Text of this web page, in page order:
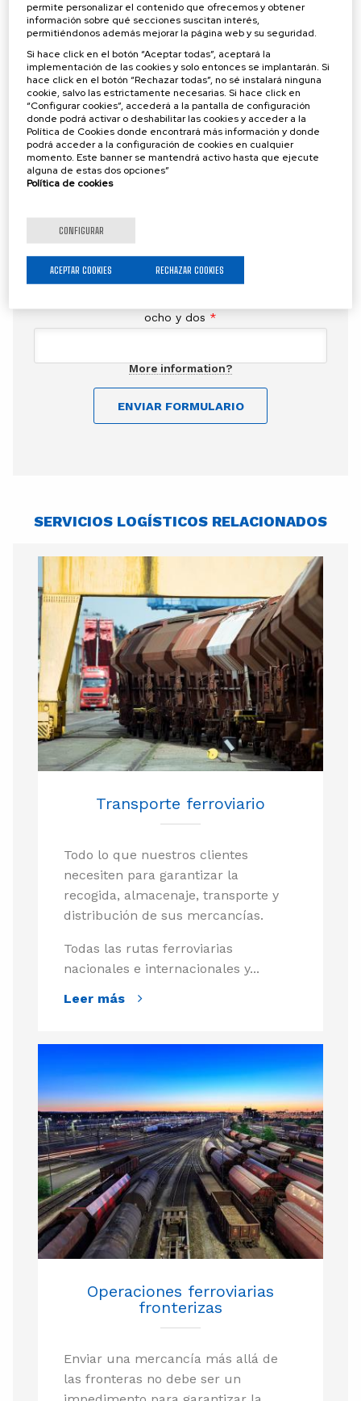
Teléfono*
Email *
Comentarios
Política de privacidad
ocho y dos *
More information?
ENVIAR FORMULARIO
SERVICIOS LOGÍSTICOS RELACIONADOS
Transporte ferroviario
Todo lo que nuestros clientes
necesiten para garantizar la
recogida, almacenaje, transporte y
distribución de sus mercancías.
Todas las rutas ferroviarias
nacionales e internacionales y...
Leer más
Operaciones ferroviarias
fronterizas
Enviar una mercancía más allá de
las fronteras no debe ser un
permite personalizar el contenido que ofrecemos y obtener
información sobre qué secciones suscitan interés,
permitiéndonos además mejorar la página web y su seguridad.
Si hace click en el botón “Aceptar todas”, aceptará la
implementación de las cookies y solo entonces se implantarán. Si
hace click en el botón “Rechazar todas”, no sé instalará ninguna
cookie, salvo las estrictamente necesarias. Si hace click en
“Configurar cookies”, accederá a la pantalla de configuración
donde podrá activar o deshabilitar las cookies y acceder a la
Política de Cookies donde encontrará más información y donde
podrá acceder a la configuración de cookies en cualquier
momento. Este banner se mantendrá activo hasta que ejecute
alguna de estas dos opciones”
Política de cookies
CONFIGURAR
RECHAZAR COOKIES
ACEPTAR COOKIES